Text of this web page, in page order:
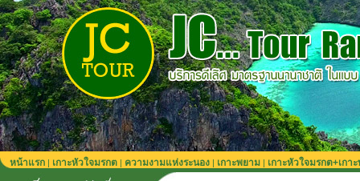
หน้าแรก | เกาะหัวใจมรกต | ความงามแห่งระนอง | เกาะพยาม | เกาะหัวใจมรกต+เกา